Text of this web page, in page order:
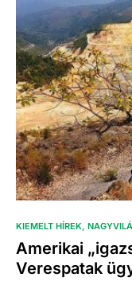
KIEMELT HÍREK
Amerikai
Verespatak